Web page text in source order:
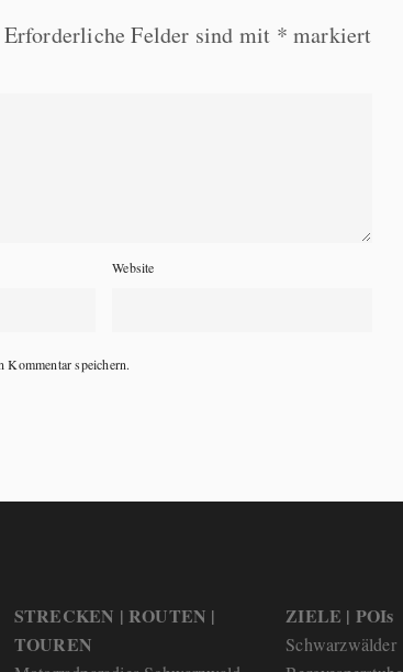
Erforderliche Felder sind mit * markiert
Website
Kommentar speichern.
STRECKEN | ROUTEN |
TOUREN
ZIELE | POIs
Schwarzwälder